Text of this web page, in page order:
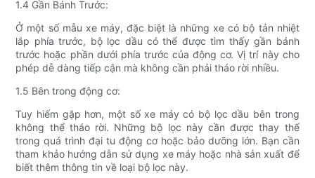
1.4 Gần Bánh Trước:
Ở một số mẫu xe máy, đặc biệt là những xe có bộ tản nhiệt
lắp phía trước, bộ lọc dầu có thể được tìm thấy gần bánh
trước hoặc phần dưới phía trước của động cơ. Vị trí này cho
phép dễ dàng tiếp cận mà không cần phải tháo rời nhiều.
1.5 Bên trong động cơ:
Tuy hiếm gặp hơn, một số xe máy có bộ lọc dầu bên trong
không thể tháo rời. Những bộ lọc này cần được thay thế
trong quá trình đại tu động cơ hoặc bảo dưỡng lớn. Bạn cần
tham khảo hướng dẫn sử dụng xe máy hoặc nhà sản xuất để
biết thêm thông tin về loại bộ lọc này.